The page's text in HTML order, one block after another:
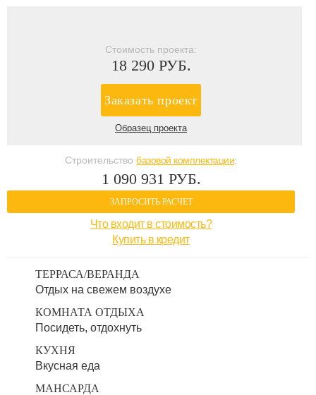
Стоимость проекта:
18 290 РУБ.
Заказать проект
Образец проекта
Строительство базовой комплектации:
1 090 931 РУБ.
ЗАПРОСИТЬ РАСЧЕТ
Что входит в стоимость?
Купить в кредит
ТЕРРАСА/ВЕРАНДА
Отдых на свежем воздухе
КОМНАТА ОТДЫХА
Посидеть, отдохнуть
КУХНЯ
Вкусная еда
МАНСАРДА